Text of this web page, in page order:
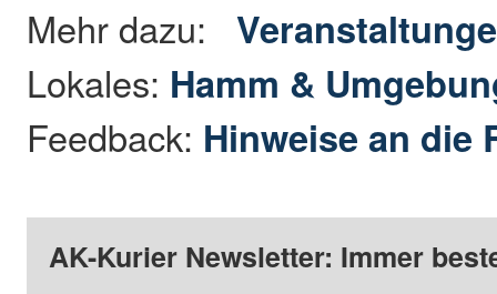
Mehr dazu:
Lokales: Hamm &
Feedback: Hinweise an die
AK-Kurier Newsletter: Immer